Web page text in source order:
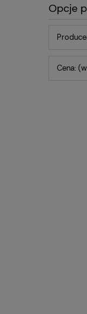
Opcje
Cena: